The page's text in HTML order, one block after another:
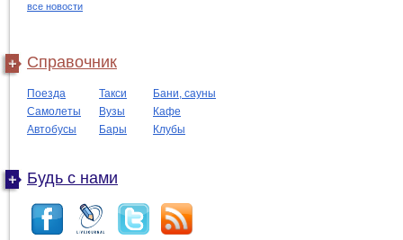
все новости
Справочник
Поезда Такси
Бани, сауны
Самолеты
Вузы
Кафе
Автобусы
Бары Клубы
Будь с нами